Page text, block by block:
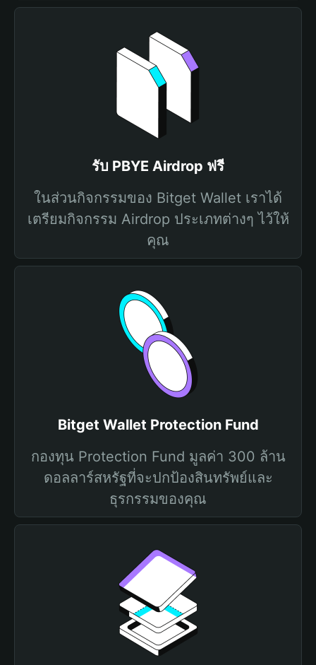
รับ PBYE Airdrop ฟรี
ในส่วนกิจกรรมของ Bitget Wallet เราได้
เตรียมกิจกรรม Airdrop ประเภทต่างๆ ไว้ให้
คุณ
Bitget Wallet Protection Fund
กองทุน Protection Fund มูลค่า 300 ล้าน
ดอลลาร์สหรัฐที่จะปกป้องสินทรัพย์และ
ธุรกรรมของคุณ